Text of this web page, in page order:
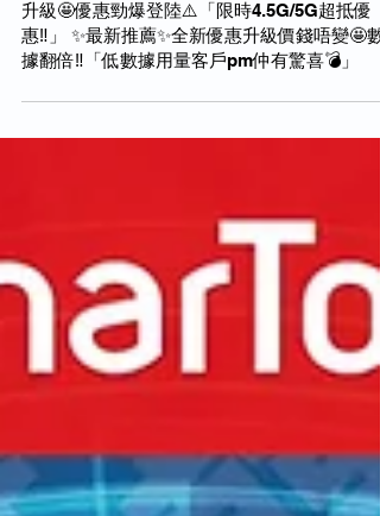
✨✨新年新優惠💥最新上台最新優惠🥳CSL優惠
升級🤩優惠勁爆登陸⚠️「限時4.5G/5G超抵優
惠‼️」 ✨最新推薦✨全新優惠升級價錢唔變🤩數